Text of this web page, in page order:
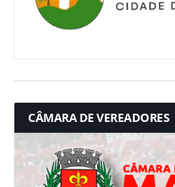
CÂMARA DE VEREADORES